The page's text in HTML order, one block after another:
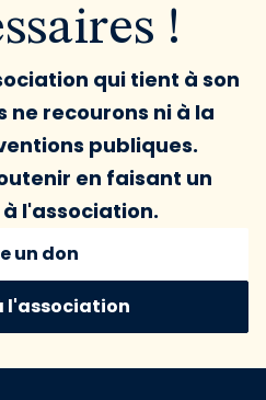
!
qui tient à son
ne recourons ni à la
publiques.
en faisant un
l'association.
un don
l'association